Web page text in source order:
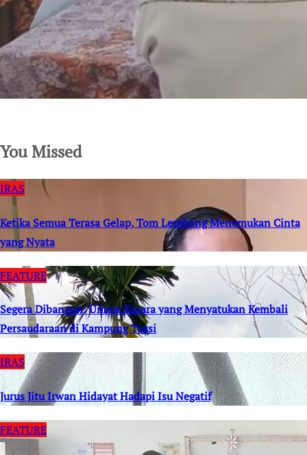
You Missed
IRAS
Ketika Semua Terasa Gelap, Tom Lembong Menemukan Cinta
yang Nyata
FEATURE
Segera Dibangun: Umma Karara yang Menyatukan Kembali
Persaudaraan di Kampung Tossi
IRAS
Jurus Jitu Irwan Hidayat Hadapi Isu Negatif
FEATURE